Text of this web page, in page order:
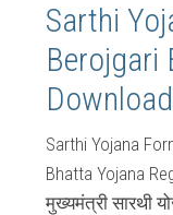
Sarthi
Berojgari
Download
Sarthi Yojana
Bhatta Yojana
मुख्यमंत्री सारथी